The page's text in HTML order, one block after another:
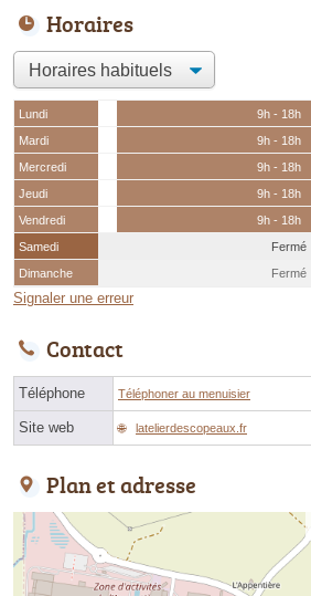
Horaires
Lundi
9h - 18h
Mardi
9h - 18h
Mercredi
9h - 18h
Jeudi
9h - 18h
Vendredi
9h - 18h
Samedi
Fermé
Dimanche
Fermé
Signaler une erreur
Contact
Téléphone Téléphoner au menuisier
Site web latelierdescopeaux.fr
Plan et adresse